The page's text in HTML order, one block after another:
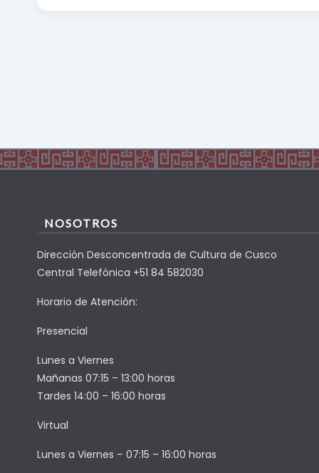
NOSOTROS
Dirección Desconcentrada de Cultura de Cusco
Central Telefónica +51 84 582030
Horario de Atención:
Presencial
Lunes a Viernes
Mañanas 07:15 – 13:00 horas
Tardes 14:00 – 16:00 horas
Virtual
Lunes a Viernes – 07:15 – 16:00 horas